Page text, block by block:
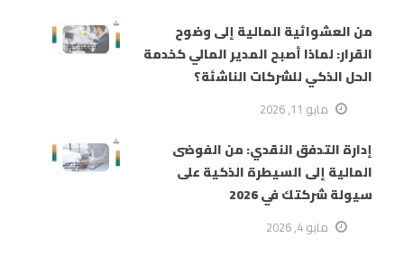
من العشوائية المالية إلى وضوح
القرار: لماذا أصبح المدير المالي كخدمة
الحل الذكي للشركات الناشئة؟
مايو 11, 2026
إدارة التدفق النقدي: من الفوضى
المالية إلى السيطرة الذكية على
سيولة شركتك في 2026
مايو 4, 2026